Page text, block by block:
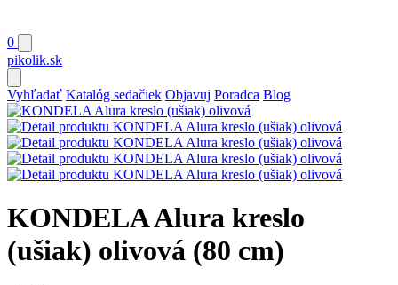
0
pikolik.sk
Vyhľadať Katalóg sedačiek Objavuj Poradca Blog
KONDELA Alura kreslo
(ušiak) olivová (80 cm)